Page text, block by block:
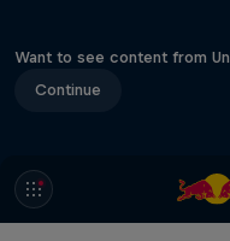
Want to see content from
Continue